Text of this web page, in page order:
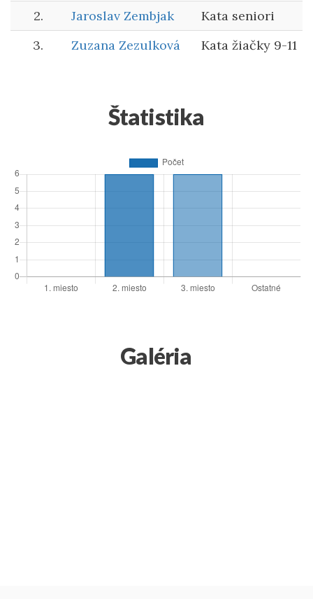
2.
Jaroslav Zembjak
Kata seniori
3.
Zuzana Zezulková Kata žiačky 9-11
Štatistika
Galéria